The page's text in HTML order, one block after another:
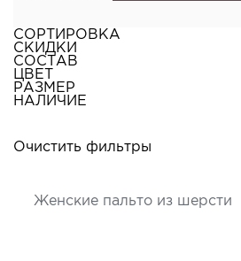
СОРТИРОВКА
СКИДКИ
СОСТАВ
ЦВЕТ
РАЗМЕР
НАЛИЧИЕ
Очистить фильтры
Женские пальто из шерсти